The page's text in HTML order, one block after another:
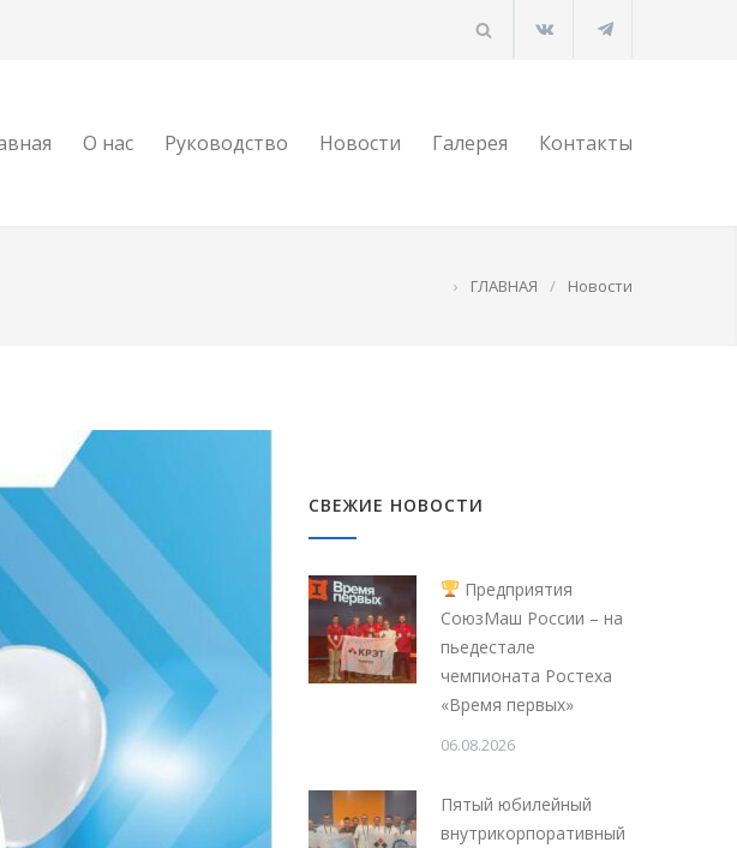
О нас Руководство Новости Галерея Контакты
› ГЛАВНАЯ / Новости
СВЕЖИЕ НОВОСТИ
Предприятия
СоюзМаш России – на
пьедестале
чемпионата Ростеха
«Время первых»
06.08.2026
Пятый юбилейный
внутрикорпоративный